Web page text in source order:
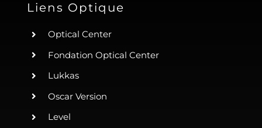
Liens Optique
Optical Center
Fondation Optical Center
Lukkas
Oscar Version
Level